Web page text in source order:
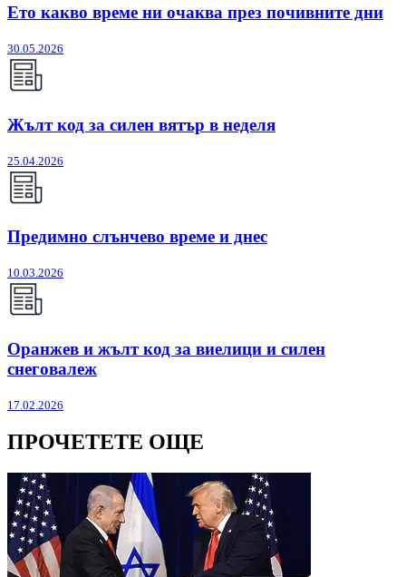
Ето какво време ни очаква през почивните дни
30.05.2026
Жълт код за силен вятър в неделя
25.04.2026
Предимно слънчево време и днес
10.03.2026
Оранжев и жълт код за виелици и силен
снеговалеж
17.02.2026
ПРОЧЕТЕТЕ ОЩЕ